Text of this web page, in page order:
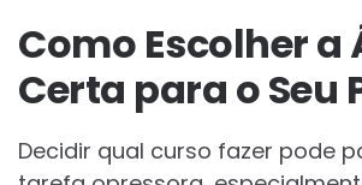
Como Escolher a
Certa para o Seu
Decidir qual curso fazer pode